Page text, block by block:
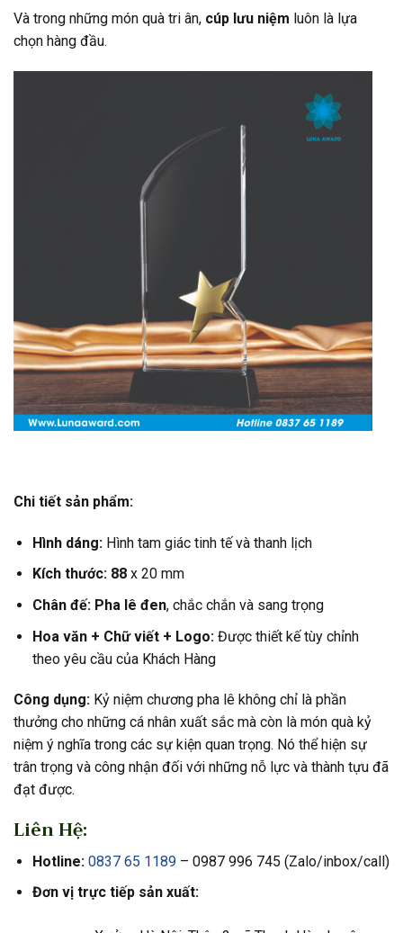
Và trong những món quà tri ân, cúp lưu niệm luôn là lựa
chọn hàng đầu.
Chi tiết sản phẩm:
Hình dáng:Hình tam giác tinh tế và thanh lịch
Kích thước: 88x 20 mm
Chân đế: Pha lê đen, chắc chắn và sang trọng
Hoa văn + Chữ viết + Logo:Được thiết kế tùy chỉnh
theo yêu cầu của Khách Hàng
Công dụng: Kỷ niệm chương pha lê không chỉ là phần
thưởng cho những cá nhân xuất sắc mà còn là món quà kỷ
niệm ý nghĩa trong các sự kiện quan trọng. Nó thể hiện sự
trân trọng và công nhận đối với những nỗ lực và thành tựu đã
đạt được.
Liên Hệ:
Hotline: 0837 65 1189– 0987 996 745 (Zalo/inbox/call)
Đơn vị trực tiếp sản xuất: